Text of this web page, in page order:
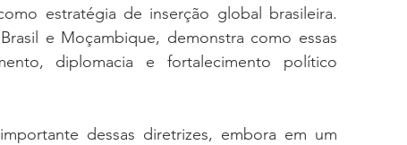
estratégia de inserção global brasileira.
e Moçambique, demonstra como essas
diplomacia e fortalecimento político
dessas diretrizes, embora em um